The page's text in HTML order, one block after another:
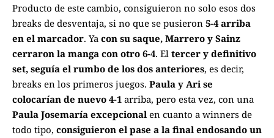
Producto de este cambio, consiguieron no solo esos dos
breaks de desventaja, si no que se pusieron 5-4 arriba
en el marcador. Ya con su saque, Marrero y Sainz
cerraron la manga con otro 6-4. El tercer y definitivo
set, seguía el rumbo de los dos anteriores, es decir,
breaks en los primeros juegos. Paula y Ari se
colocarían de nuevo 4-1 arriba, pero esta vez, con una
Paula Josemaría excepcional en cuanto a winners de
todo tipo, consiguieron el pase a la final endosando un